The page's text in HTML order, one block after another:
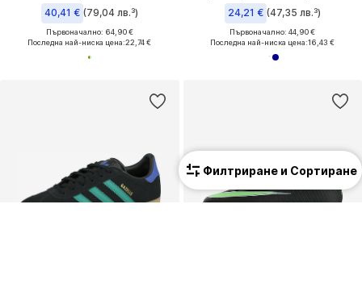
40,41 € (79,04 лв.³)
Първоначално: 64,90 €
Последна най-ниска цена:22,74 €
24,21 € (47,35 лв.³)
Първоначално: 44,90 €
Последна най-ниска цена:16,43 €
Филтриране и Сортиране